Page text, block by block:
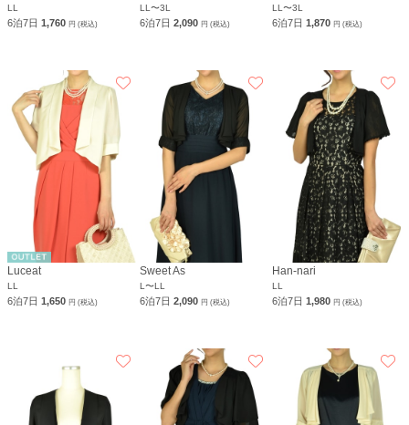
LL
6泊7日 1,760 円 (税込)
LL〜3L
6泊7日2,090円 (税込)
LL〜3L
6泊7日1,870円 (税込)
Luceat
LL
6泊7日 1,650 円 (税込)
Sweet As
L〜LL
6泊7日2,090円 (税込)
Han-nari
LL
6泊7日1,980円 (税込)